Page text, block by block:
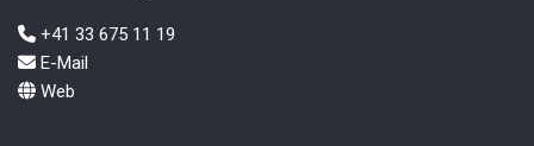
+41 33 675 11 19
E-Mail
Web